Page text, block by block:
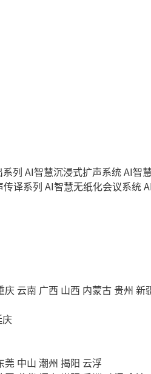
列 AI智慧沉浸式扩声系统AI智
传译系列 AI智慧无纸化会议系统
庆 云南 广西 山西 内蒙古 贵州 新
莞 中山 潮州 揭阳 云浮